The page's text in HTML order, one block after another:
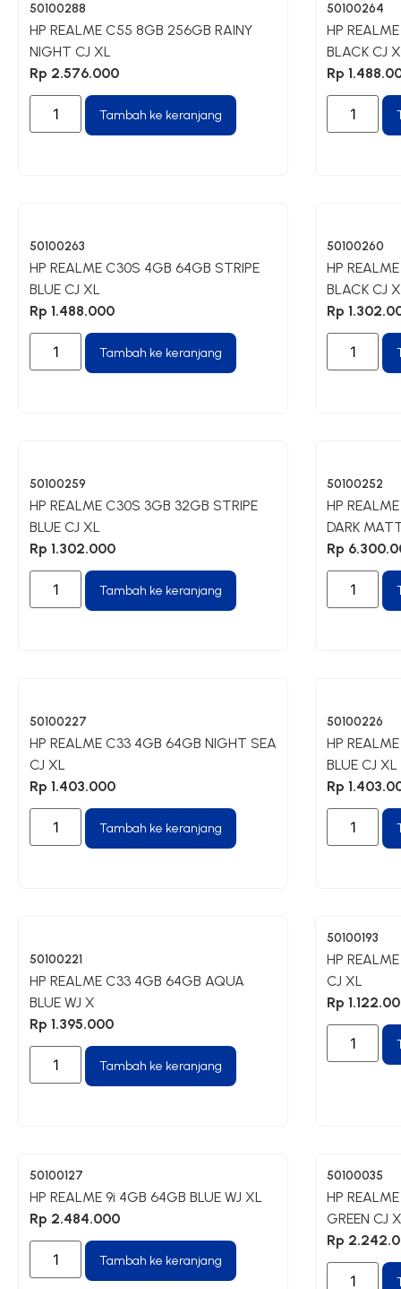
50100288
HP REALME C55 8GB 256GB RAINY
NIGHT CJ XL
Rp 2.576.000
Tambah ke keranjang
50100264
HP
BLACK CJ
Rp
50100263
HP REALME C30S 4GB 64GB STRIPE
BLUE CJ XL
Rp 1.488.000
Tambah ke keranjang
50100260
HP
BLACK CJ
Rp
50100259
HP REALME C30S 3GB 32GB STRIPE
BLUE CJ XL
Rp 1.302.000
Tambah ke keranjang
50100252
HP
DARK
Rp
50100227
HP REALME C33 4GB 64GB NIGHT SEA
CJ XL
Rp 1.403.000
Tambah ke keranjang
50100226
HP
BLUE CJ XL
Rp
50100221
HP REALME C33 4GB 64GB AQUA
BLUE WJ X
Rp 1.395.000
Tambah ke keranjang
50100193
HP
CJ XL
Rp
50100127
HP REALME 9i 4GB 64GB BLUE WJ XL
Rp 2.484.000
Tambah ke keranjang
50100035
HP
GREEN CJ
Rp